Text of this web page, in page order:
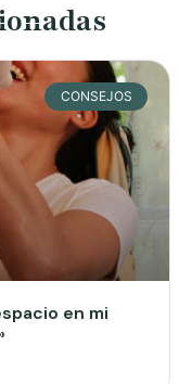
CONSEJOS
en mi